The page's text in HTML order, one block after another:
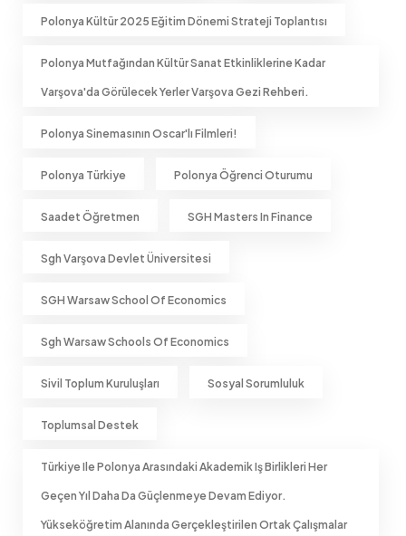
Polonya Kültür 2025 Eğitim Dönemi Strateji Toplantısı
Polonya Mutfağından Kültür Sanat Etkinliklerine Kadar
Varşova'da Görülecek Yerler Varşova Gezi Rehberi.
Polonya Sinemasının Oscar'lı Filmleri!
Polonya Türkiye Polonya Öğrenci Oturumu
Saadet Öğretmen SGH Masters In Finance
Sgh Varşova Devlet Üniversitesi
SGH Warsaw School Of Economics
Sgh Warsaw Schools Of Economics
Sivil Toplum Kuruluşları Sosyal Sorumluluk
Toplumsal Destek
Türkiye Ile Polonya Arasındaki Akademik Iş Birlikleri Her
Geçen Yıl Daha Da Güçlenmeye Devam Ediyor.
Yükseköğretim Alanında Gerçekleştirilen Ortak Çalışmalar